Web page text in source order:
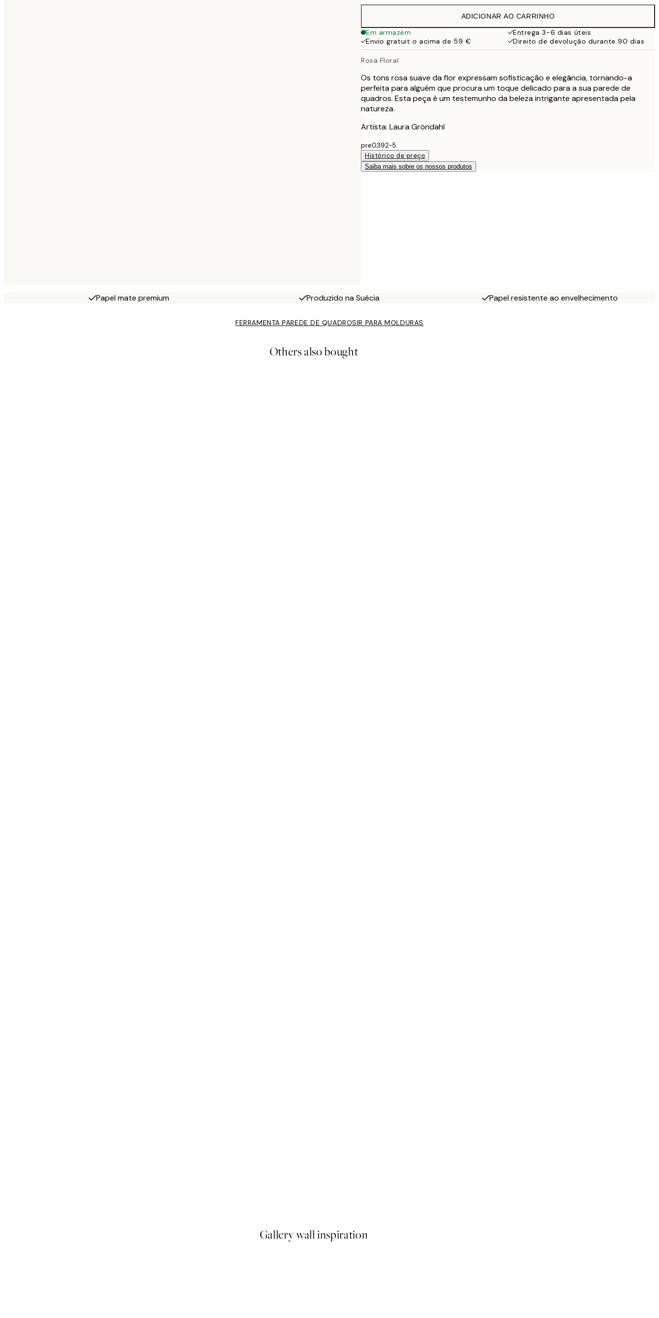
38 €
ADICIONAR AO CARRINHO
Em armazém
Entrega 3-6 dias úteis
Envio gratuit o acima de 59 €
Direito de devolução durante 90 dias
Rosa Floral
Os tons rosa suave da flor expressam sofisticação e elegância, tornando-a
perfeita para alguém que procura um toque delicado para a sua parede de
quadros. Esta peça é um testemunho da beleza intrigante apresentada pela
natureza.
Artista: Laura Gröndahl
pre0392-5
Histórico de preço
Saiba mais sobre os nossos produtos
Papel mate premium Produzido na Suécia Papel resistente ao envelhecimento
FERRAMENTA PAREDE DE QUADROSIR PARA MOLDURAS
Others also bought
Gallery wall inspiration